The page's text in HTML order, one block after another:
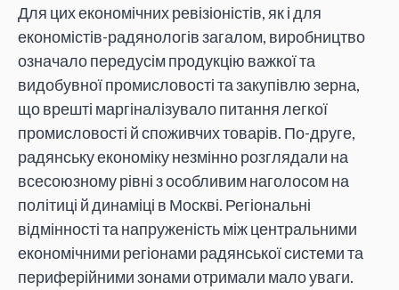
Для цих економічних ревізіоністів, як і для
економістів-радянологів загалом, виробництво
означало передусім продукцію важкої та
видобувної промисловості та закупівлю зерна,
що врешті маргіналізувало питання легкої
промисловості й споживчих товарів. По-друге,
радянську економіку незмінно розглядали на
всесоюзному рівні з особливим наголосом на
політиці й динаміці в Москві. Регіональні
відмінності та напруженість між центральними
економічними регіонами радянської системи та
периферійними зонами отримали мало уваги.